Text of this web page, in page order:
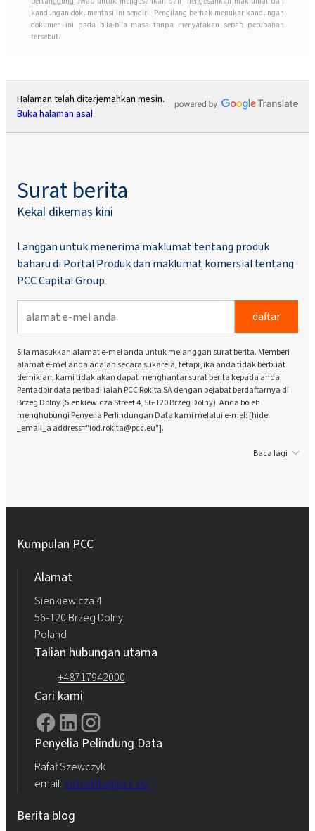
kandungan dokumentasi ini sendiri. Pengilang berhak menukar kandungan
dokumen ini pada bila-bila masa tanpa menyatakan sebab perubahan
tersebut.
Halaman telah diterjemahkan mesin.
Buka halaman asal
Surat berita
Kekal dikemas kini
Langgan untuk menerima maklumat tentang produk
baharu di Portal Produk dan maklumat komersial tentang
PCC Capital Group
daftar
Sila masukkan alamat e-mel anda untuk melanggan surat berita. Memberi
alamat e-mel anda adalah secara sukarela, tetapi jika anda tidak berbuat
demikian, kami tidak akan dapat menghantar surat berita kepada anda.
Pentadbir data peribadi ialah PCC Rokita SA dengan pejabat berdaftarnya di
Brzeg Dolny (Sienkiewicza Street 4, 56-120 Brzeg Dolny). Anda boleh
menghubungi Penyelia Perlindungan Data kami melalui e-mel: [hide
_email_a address="iod.rokita@pcc.eu"].
Baca lagi
Kumpulan PCC
Alamat
Sienkiewicza 4
56-120 Brzeg Dolny
Poland
Talian hubungan utama
+48717942000
Cari kami
Penyelia Pelindung Data
Rafał Szewczyk
email: iod.rokita@pcc.eu
Berita blog